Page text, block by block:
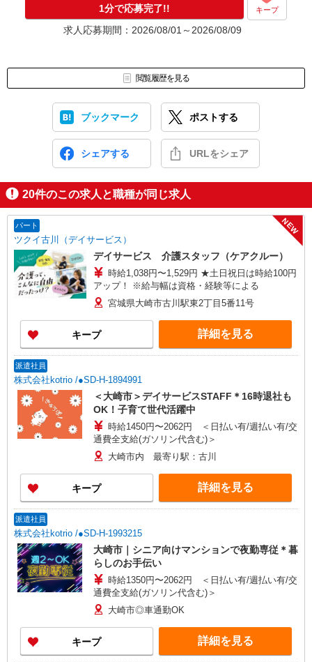
1分で応募完了!! キープ
求人応募期間：2026/08/01～2026/08/09
閲覧履歴を見る
ブックマーク ポストする
シェアする URLをシェア
20件のこの求人と職種が同じ求人
パート
ツクイ古川（デイサービス）
NEW
デイサービス 介護スタッフ（ケアクルー）
時給1,038円〜1,529円 ★土日祝日は時給100円
アップ！ ※給与幅は資格・経験等による
宮城県大崎市古川駅東2丁目5番11号
キープ 詳細を見る
派遣社員
株式会社kotrio /●SD-H-1894991
＜大崎市＞デイサービスSTAFF＊16時退社も
OK！子育て世代活躍中
時給1450円〜2062円 ＜日払い有/週払い有/交
通費全支給(ガソリン代含む)＞
大崎市内 最寄り駅：古川
キープ 詳細を見る
派遣社員
株式会社kotrio /●SD-H-1993215
大崎市｜シニア向けマンションで夜勤専従＊暮
らしのお手伝い
時給1350円〜2062円 ＜日払い有/週払い有/交
通費全支給(ガソリン代含む)＞
大崎市◎車通勤OK
キープ 詳細を見る